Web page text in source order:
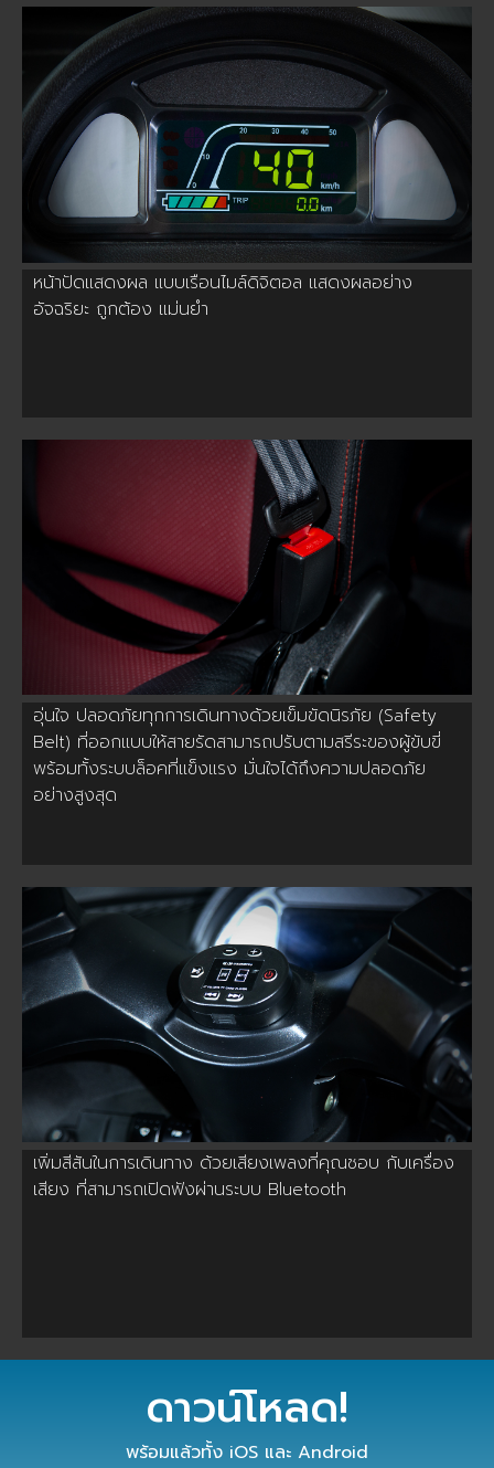
หน้าปัดแสดงผล แบบเรือนไมล์ดิจิตอล แสดงผลอย่าง
อัจฉริยะ ถูกต้อง แม่นยำ
อุ่นใจ ปลอดภัยทุกการเดินทางด้วยเข็มขัดนิรภัย (Safety
Belt) ที่ออกแบบให้สายรัดสามารถปรับตามสรีระของผู้ขับขี่
พร้อมทั้งระบบล็อคที่แข็งแรง มั่นใจได้ถึงความปลอดภัย
อย่างสูงสุด
เพิ่มสีสันในการเดินทาง ด้วยเสียงเพลงที่คุณชอบ กับเครื่อง
เสียง ที่สามารถเปิดฟังผ่านระบบ Bluetooth
ดาวน์โหลด!
พร้อมแล้วทั้ง iOS และ Android